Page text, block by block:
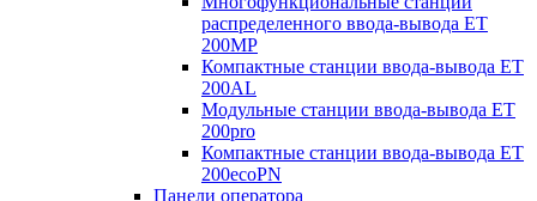
распределенного ввода-вывода ET
200MP
Компактные станции ввода-вывода ET
200AL
Модульные станции ввода-вывода ET
200pro
Компактные станции ввода-вывода ET
200ecoPN
Панели оператора